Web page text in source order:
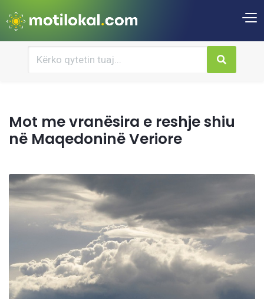
Mot me vranësira e reshje shiu
në Maqedoninë Veriore